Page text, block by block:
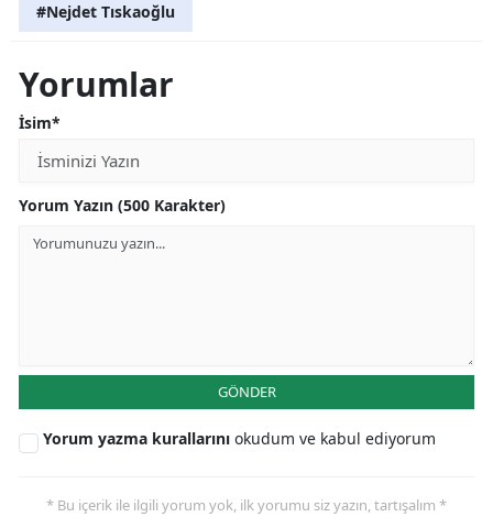
#Nejdet Tıskaoğlu
Yorumlar
İsim*
Yorum Yazın (500 Karakter)
GÖNDER
Yorum yazma kurallarını okudum ve kabul ediyorum
* Bu içerik ile ilgili yorum yok, ilk yorumu siz yazın, tartışalım *